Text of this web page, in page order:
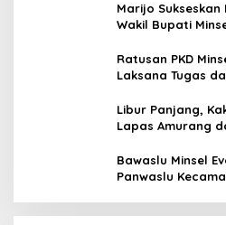
Marijo
Wakil Bupati
Ratusan PKD
Laksana Tugas
Libur Panjang,
Lapas Amurang
Bawaslu Minsel
Panwaslu